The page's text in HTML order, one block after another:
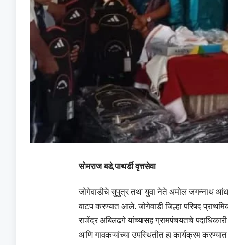
सोमराज बडे,पाथर्डी वृत्तसेवा
जोगेवाडीचे सुपुत्र तथा युवा नेते अमोल जगन्नाथ
वाटप करण्यात आले. जोगेवाडी जिल्हा परिषद
राजेंद्र अबिलढगे यांच्यासह ग्रामपंचयतचे
आणि गावकऱ्यांच्या उपस्थितीत हा कार्यक्रम